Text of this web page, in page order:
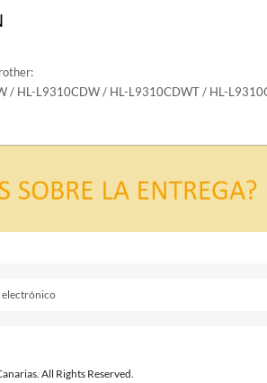
/ HL-L9310CDW / HL-L9310CDWT / HL-
All Rights Reserved.